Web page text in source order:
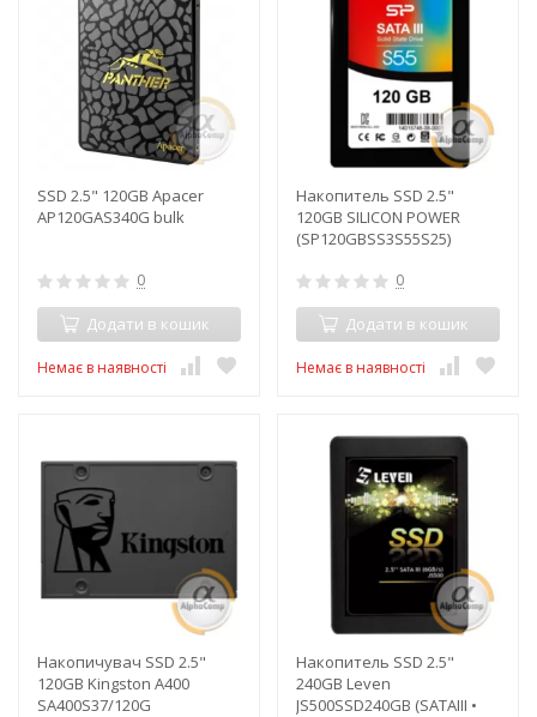
SSD 2.5" 120GB Apacer
AP120GAS340G bulk
0
Додати в кошик
Немає в наявності
Накопитель SSD 2.5"
120GB SILICON POWER
(SP120GBSS3S55S25)
0
Додати в кошик
Немає в наявності
Накопичувач SSD 2.5"
120GB Kingston A400
SA400S37/120G
Накопитель SSD 2.5"
240GB Leven
JS500SSD240GB (SATAIII •